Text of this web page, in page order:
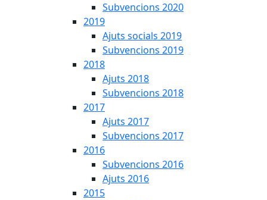
Subvencions 2020
2019
Ajuts socials 2019
Subvencions 2019
2018
Ajuts 2018
Subvencions 2018
2017
Ajuts 2017
Subvencions 2017
2016
Subvencions 2016
Ajuts 2016
2015